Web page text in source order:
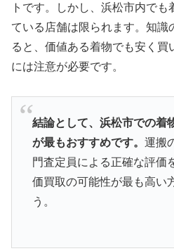
トです。しかし、浜松市内で
ている店舗は限られます。知識
ると、価値ある着物でも安く買
には注意が必要です。
結論として、浜松市での着
が最もおすすめです。 運搬
門査定員による正確な評価
価買取の可能性が最も高い
う。